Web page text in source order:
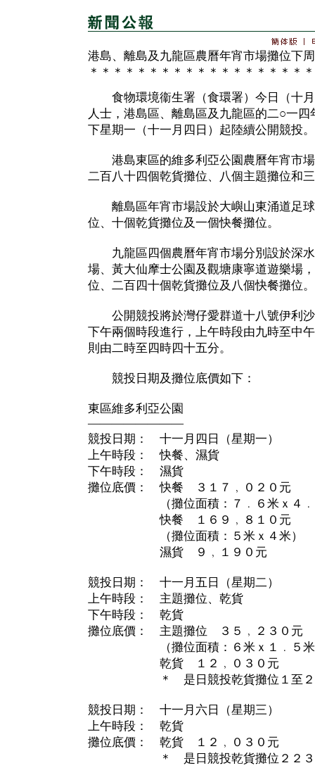
港島、離島及九龍區農曆年宵市場攤位下
＊＊＊＊＊＊＊＊＊＊＊＊＊＊＊＊＊＊
食物環境衞生署（食環署）今日（十月
人士，港島區、離島區及九龍區的二○一
下星期一（十一月四日）起陸續公開競投。
港島東區的維多利亞公園農曆年宵市場
二百八十四個乾貨攤位、八個主題攤位和
離島區年宵市場設於大嶼山東涌道足球
位、十個乾貨攤位及一個快餐攤位。
九龍區四個農曆年宵市場分別設於深水
場、黃大仙摩士公園及觀塘康寧道遊樂場
位、二百四十個乾貨攤位及八個快餐攤位。
公開競投將於灣仔愛群道十八號伊利沙
下午兩個時段進行，上午時段由九時至中
則由二時至四時四十五分。
競投日期及攤位底價如下：
東區維多利亞公園
————————
競投日期： 十一月四日（星期一）
上午時段： 快餐、濕貨
下午時段： 濕貨
攤位底價： 快餐 ３１７﹐０２０元
（攤位面積：７﹒６米ｘ４﹒
快餐 １６９﹐８１０元
（攤位面積：５米ｘ４米）
濕貨 ９﹐１９０元
競投日期： 十一月五日（星期二）
上午時段： 主題攤位、乾貨
下午時段： 乾貨
攤位底價： 主題攤位 ３５﹐２３０元
（攤位面積：６米ｘ１﹒５米
乾貨 １２﹐０３０元
＊ 是日競投乾貨攤位１至２
競投日期： 十一月六日（星期三）
上午時段： 乾貨
攤位底價： 乾貨 １２﹐０３０元
＊ 是日競投乾貨攤位２２３至